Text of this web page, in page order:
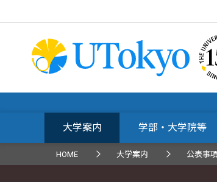
大学案内 学部・大学院等
HOME 大学案内 公表事